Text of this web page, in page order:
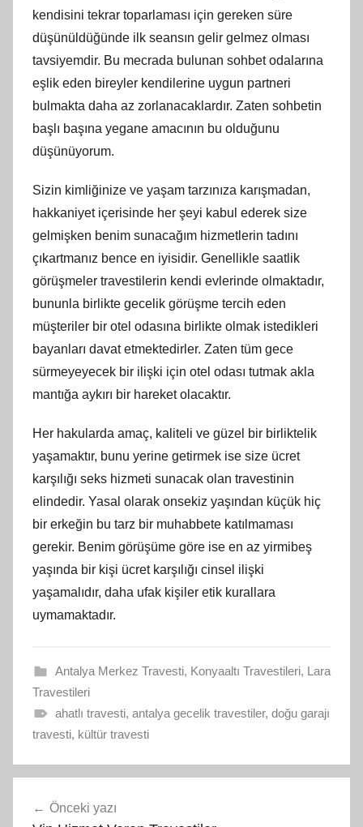
kendisini tekrar toparlaması için gereken süre
düşünüldüğünde ilk seansın gelir gelmez olması
tavsiyemdir. Bu mecrada bulunan sohbet odalarına
eşlik eden bireyler kendilerine uygun partneri
bulmakta daha az zorlanacaklardır. Zaten sohbetin
başlı başına yegane amacının bu olduğunu
düşünüyorum.
Sizin kimliğinize ve yaşam tarzınıza karışmadan,
hakkaniyet içerisinde her şeyi kabul ederek size
gelmişken benim sunacağım hizmetlerin tadını
çıkartmanız bence en iyisidir. Genellikle saatlik
görüşmeler travestilerin kendi evlerinde olmaktadır,
bununla birlikte gecelik görüşme tercih eden
müşteriler bir otel odasına birlikte olmak istedikleri
bayanları davat etmektedirler. Zaten tüm gece
sürmeyeyecek bir ilişki için otel odası tutmak akla
mantığa aykırı bir hareket olacaktır.
Her hakularda amaç, kaliteli ve güzel bir birliktelik
yaşamaktır, bunu yerine getirmek ise size ücret
karşılığı seks hizmeti sunacak olan travestinin
elindedir. Yasal olarak onsekiz yaşından küçük hiç
bir erkeğin bu tarz bir muhabbete katılmaması
gerekir. Benim görüşüme göre ise en az yirmibeş
yaşında bir kişi ücret karşılığı cinsel ilişki
yaşamalıdır, daha ufak kişiler etik kurallara
uymamaktadır.
Antalya Merkez Travesti, Konyaaltı Travestileri, Lara
Travestileri
ahatlı travesti, antalya gecelik travestiler, doğu garajı
travesti, kültür travesti
gezinmesi
Önceki yazı